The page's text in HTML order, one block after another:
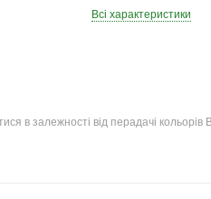
Всі характеристики
в залежності від перадачі кольорів